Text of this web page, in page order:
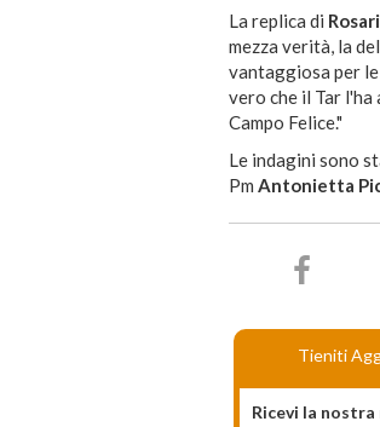
La replica di
mezza verità, la
vantaggiosa per
vero che il Tar
Campo Felice."
Le indagini sono
Pm Antonietta
Tieniti
Ricevi la